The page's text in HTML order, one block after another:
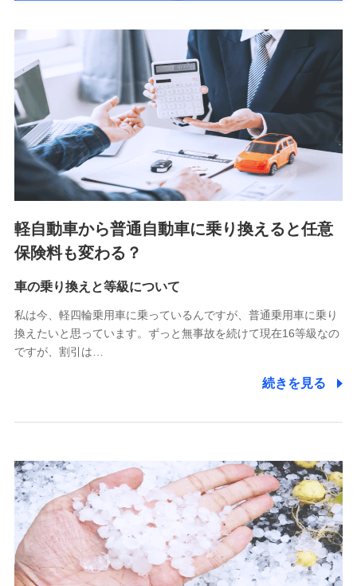
■少額短期保険
株式会社アシロ少額短期保険 (https://kailash.co.jp/)
SBIいきいき少額短期保険会社 (https://www.i-
sedai.com/)
SBIペット少額短期保険株式会社 (https://www.sbipet-
ssi.co.jp/)
SBIリスタ少額短期保険会社
(https://www.jishin.co.jp/)
スマートプラス少額短期保険株式会社
チューリッヒ少額短期保険株式会社
(https://www.zurichssi.co.jp/)
(https://www.tokiomarine-x.co.jp/)
(https://pshoken.co.jp/)
リトルファミリー少額短期保険株式会社
(https://www.littlefamily-ssi.com/)
郵便、電話、およびＥメール等により、当社と取引のあるも
た維持管理等の委託業務遂行のため、またそれらに付帯、関
連する当社および提携会社のサービスを案内、提供するため
（なお、当社は複数の保険会社と取引があり、取得した個人
情報を取引のある他の保険会社の商品・サービスをご提案す
るために利用させていただくことがあります。）
上記に係る連絡・手続き・管理等付帯業務を行うため
3.セミナー募集サイトから取得した個人情報
軽自動車から普通自動車に乗り換えると任意
保険料も変わる？
車の乗り換えと等級について
私は今、軽四輪乗用車に乗っているんですが、普通乗用車に乗り
換えたいと思っています。ずっと無事故を続けて現在16等級なの
ですが、割引は…
続きを見る